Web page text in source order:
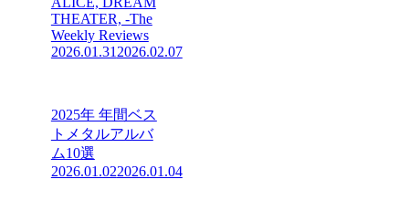
THEATER, -The
Weekly Reviews
2026.01.31 2026.02.07
2025年 年間ベス
トメタルアルバ
ム10選
2026.01.022026.01.04